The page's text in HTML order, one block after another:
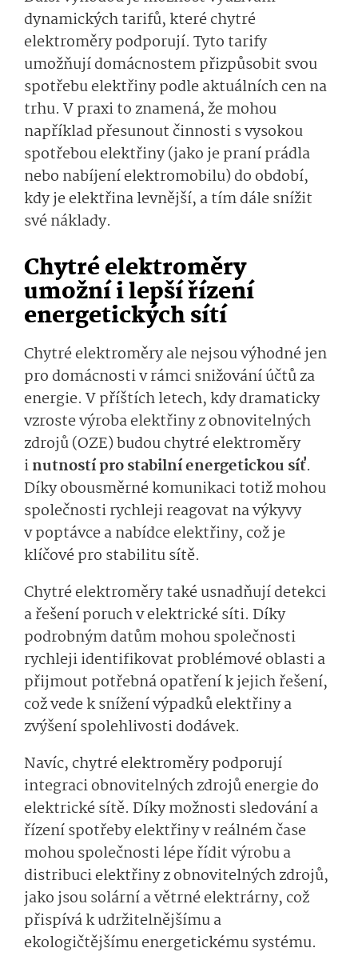
dynamických tarifů, které chytré
elektroměry podporují. Tyto tarify
umožňují domácnostem přizpůsobit svou
spotřebu elektřiny podle aktuálních cen na
trhu. V praxi to znamená, že mohou
například přesunout činnosti s vysokou
spotřebou elektřiny (jako je praní prádla
nebo nabíjení elektromobilu) do období,
kdy je elektřina levnější, a tím dále snížit
své náklady.
Chytré elektroměry
umožní i lepší řízení
energetických sítí
Chytré elektroměry ale nejsou výhodné jen
pro domácnosti v rámci snižování účtů za
energie. V příštích letech, kdy dramaticky
vzroste výroba elektřiny z obnovitelných
zdrojů (OZE) budou chytré elektroměry
inutností pro stabilní energetickou síť.
Díky obousměrné komunikaci totiž mohou
společnosti rychleji reagovat na výkyvy
v poptávce a nabídce elektřiny, což je
klíčové pro stabilitu sítě.
Chytré elektroměry také usnadňují detekci
a řešení poruch v elektrické síti. Díky
podrobným datům mohou společnosti
rychleji identifikovat problémové oblasti a
přijmout potřebná opatření k jejich řešení,
což vede k snížení výpadků elektřiny a
zvýšení spolehlivosti dodávek.
Navíc, chytré elektroměry podporují
integraci obnovitelných zdrojů energie do
elektrické sítě. Díky možnosti sledování a
řízení spotřeby elektřiny v reálném čase
mohou společnosti lépe řídit výrobu a
distribuci elektřiny z obnovitelných zdrojů,
jako jsou solární a větrné elektrárny, což
přispívá k udržitelnějšímu a
ekologičtějšímu energetickému systému.